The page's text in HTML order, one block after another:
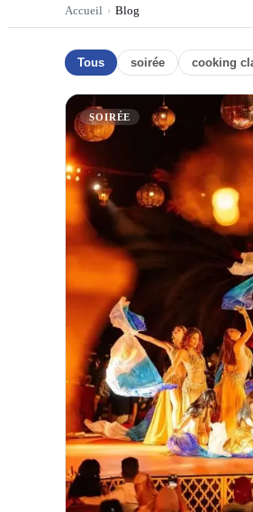
Accueil › Blog
Tous soirée cooking
SOIRÉE